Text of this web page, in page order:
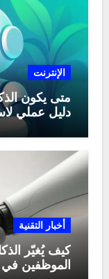
الإنترنت
متى يكون
دليل عملي
أخبار التقنية
كيف يُغيّر
الموظفين في 2025؟ أبرز التحولات المهنية